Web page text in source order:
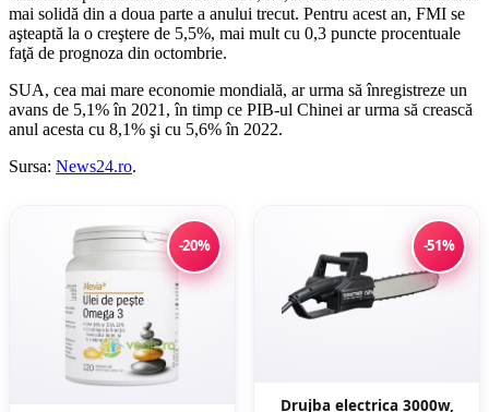
mai solidă din a doua parte a anului trecut. Pentru acest an, FMI se
aşteaptă la o creştere de 5,5%, mai mult cu 0,3 puncte procentuale
faţă de prognoza din octombrie.
SUA, cea mai mare economie mondială, ar urma să înregistreze un
avans de 5,1% în 2021, în timp ce PIB-ul Chinei ar urma să crească
anul acesta cu 8,1% şi cu 5,6% în 2022.
Sursa: News24.ro.
-20% -51%
Drujba electrica 3000w,